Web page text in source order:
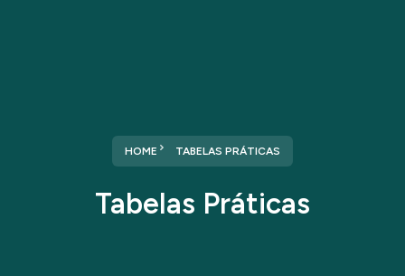
HOME TABELAS PRÁTICAS
Tabelas Práticas